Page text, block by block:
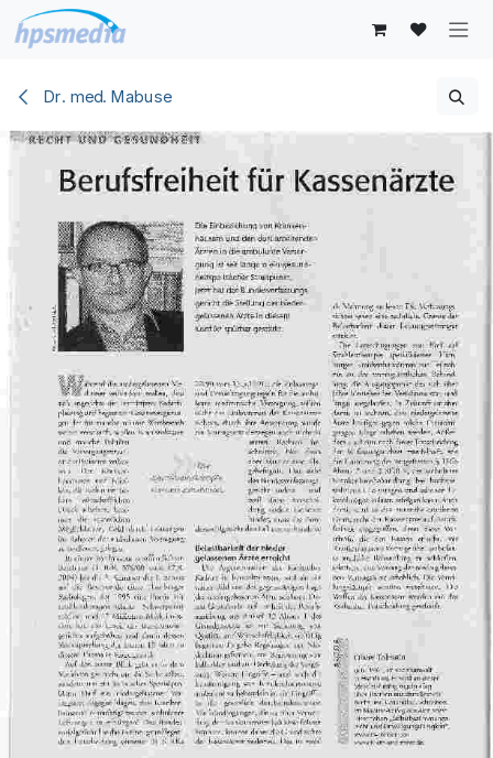
Zum Inhalt springen
Dr. med. Mabuse